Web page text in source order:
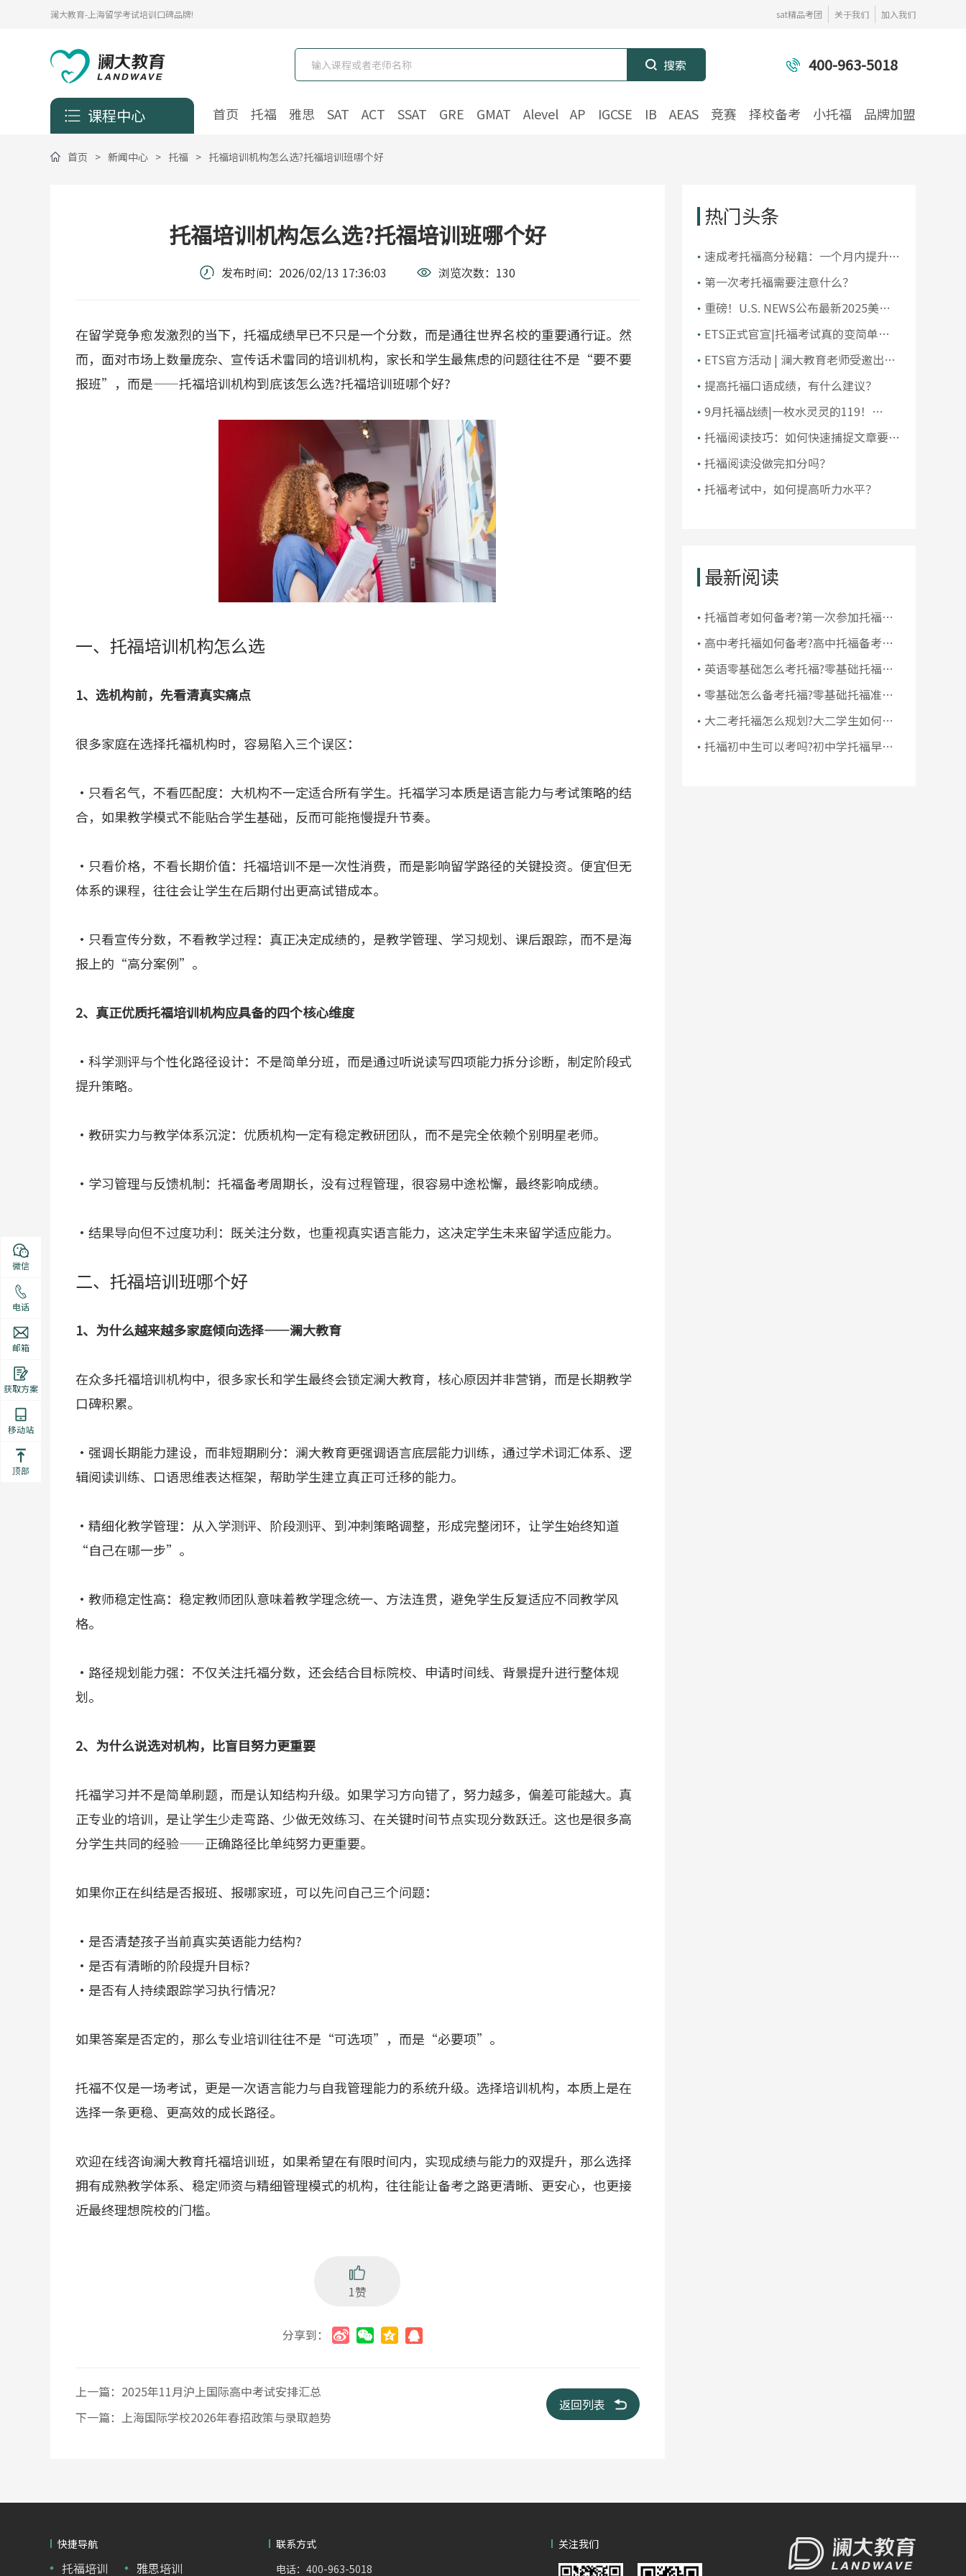
澜大教育-上海留学考试培训口碑品牌! sat精品考团 关于我们 加入我们
400-963-5018
课程中心 首页 托福 雅思 SAT ACT SSAT GRE GMAT Alevel AP IGCSE IB AEAS 竞赛 择校备考 小托福 品牌加盟
首页 > 新闻中心 > 托福 > 托福培训机构怎么选?托福培训班哪个好
托福培训机构怎么选?托福培训班哪个好
发布时间： 2026/02/13 17:36:03 浏览次数： 130
在留学竞争愈发激烈的当下，托福成绩早已不只是一个分数，而是通往世界名校的重要通行证。然
而，面对市场上数量庞杂、宣传话术雷同的培训机构，家长和学生最焦虑的问题往往不是“要不要
报班”，而是——托福培训机构到底该怎么选?托福培训班哪个好?
一、托福培训机构怎么选
1、选机构前，先看清真实痛点
很多家庭在选择托福机构时，容易陷入三个误区：
·只看名气，不看匹配度：大机构不一定适合所有学生。托福学习本质是语言能力与考试策略的结
合，如果教学模式不能贴合学生基础，反而可能拖慢提升节奏。
·只看价格，不看长期价值：托福培训不是一次性消费，而是影响留学路径的关键投资。便宜但无
体系的课程，往往会让学生在后期付出更高试错成本。
·只看宣传分数，不看教学过程：真正决定成绩的，是教学管理、学习规划、课后跟踪，而不是海
报上的“高分案例”。
2、真正优质托福培训机构应具备的四个核心维度
·科学测评与个性化路径设计：不是简单分班，而是通过听说读写四项能力拆分诊断，制定阶段式
提升策略。
·教研实力与教学体系沉淀：优质机构一定有稳定教研团队，而不是完全依赖个别明星老师。
·学习管理与反馈机制：托福备考周期长，没有过程管理，很容易中途松懈，最终影响成绩。
·结果导向但不过度功利：既关注分数，也重视真实语言能力，这决定学生未来留学适应能力。
二、托福培训班哪个好
1、为什么越来越多家庭倾向选择——澜大教育
在众多托福培训机构中，很多家长和学生最终会锁定澜大教育，核心原因并非营销，而是长期教学
口碑积累。
·强调长期能力建设，而非短期刷分：澜大教育更强调语言底层能力训练，通过学术词汇体系、逻
辑阅读训练、口语思维表达框架，帮助学生建立真正可迁移的能力。
·精细化教学管理：从入学测评、阶段测评、到冲刺策略调整，形成完整闭环，让学生始终知道
“自己在哪一步”。
·教师稳定性高：稳定教师团队意味着教学理念统一、方法连贯，避免学生反复适应不同教学风
格。
·路径规划能力强：不仅关注托福分数，还会结合目标院校、申请时间线、背景提升进行整体规
划。
2、为什么说选对机构，比盲目努力更重要
托福学习并不是简单刷题，而是认知结构升级。如果学习方向错了，努力越多，偏差可能越大。真
正专业的培训，是让学生少走弯路、少做无效练习、在关键时间节点实现分数跃迁。这也是很多高
分学生共同的经验——正确路径比单纯努力更重要。
如果你正在纠结是否报班、报哪家班，可以先问自己三个问题：
·是否清楚孩子当前真实英语能力结构?
·是否有清晰的阶段提升目标?
·是否有人持续跟踪学习执行情况?
如果答案是否定的，那么专业培训往往不是“可选项”，而是“必要项”。
托福不仅是一场考试，更是一次语言能力与自我管理能力的系统升级。选择培训机构，本质上是在
选择一条更稳、更高效的成长路径。
欢迎在线咨询澜大教育托福培训班，如果希望在有限时间内，实现成绩与能力的双提升，那么选择
拥有成熟教学体系、稳定师资与精细管理模式的机构，往往能让备考之路更清晰、更安心，也更接
近最终理想院校的门槛。
1赞
分享到：
上一篇： 2025年11月沪上国际高中考试安排汇总
下一篇： 上海国际学校2026年春招政策与录取趋势
返回列表
热门头条
​速成考托福高分秘籍：一个月内提升你
的托福成绩
第一次考托福需要注意什么？
重磅！U.S. NEWS公布最新2025美国
大学排名！前10大洗牌，纽大重回
TOP30！
ETS正式官宣|托福考试真的变简单了
吗？
ETS官方活动 | 澜大教育老师受邀出席
ETS托福教师研讨会
提高托福口语成绩，有什么建议？
9月托福战绩|一枚水灵灵的119！
105+超50人，全员均分破百！
托福阅读技巧：如何快速捕捉文章要
点？
托福阅读没做完扣分吗？
托福考试中，如何提高听力水平？
最新阅读
托福首考如何备考?第一次参加托福考
试怎么拿高分
高中考托福如何备考?高中托福备考指
南
英语零基础怎么考托福?零基础托福难
考吗
零基础怎么备考托福?零基础托福准备
多久
大二考托福怎么规划?大二学生如何考
托福
托福初中生可以考吗?初中学托福早不
快捷导航
托福培训 雅思培训
联系方式
电话：400-963-5018
关注我们
微信
电话
邮箱
获取方案
移动站
顶部